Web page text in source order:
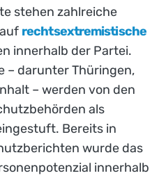
stehen zahlreiche
rechtsextremistische
innerhalb der Partei.
– darunter Thüringen,
– werden von den
als
Bereits in
wurde das
innerhalb